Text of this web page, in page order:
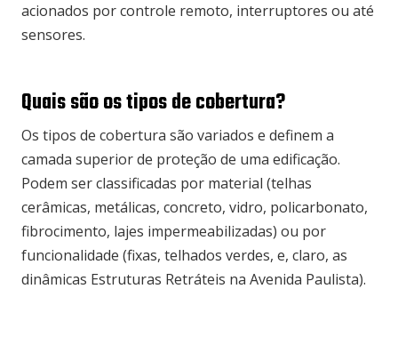
acionados por controle remoto, interruptores ou até
sensores.
Quais são os tipos de cobertura?
Os tipos de cobertura são variados e definem a
camada superior de proteção de uma edificação.
Podem ser classificadas por material (telhas
cerâmicas, metálicas, concreto, vidro, policarbonato,
fibrocimento, lajes impermeabilizadas) ou por
funcionalidade (fixas, telhados verdes, e, claro, as
dinâmicas Estruturas Retráteis na Avenida Paulista).